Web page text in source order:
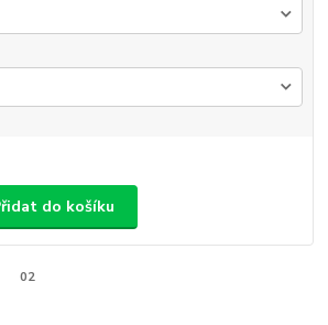
do košíku
02